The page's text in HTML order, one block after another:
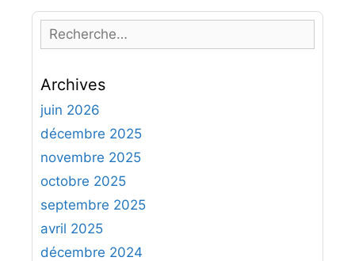
e
h
e
r
h
e
r
:
Archives
juin 2026
décembre 2025
novembre 2025
octobre 2025
septembre 2025
avril 2025
décembre 2024